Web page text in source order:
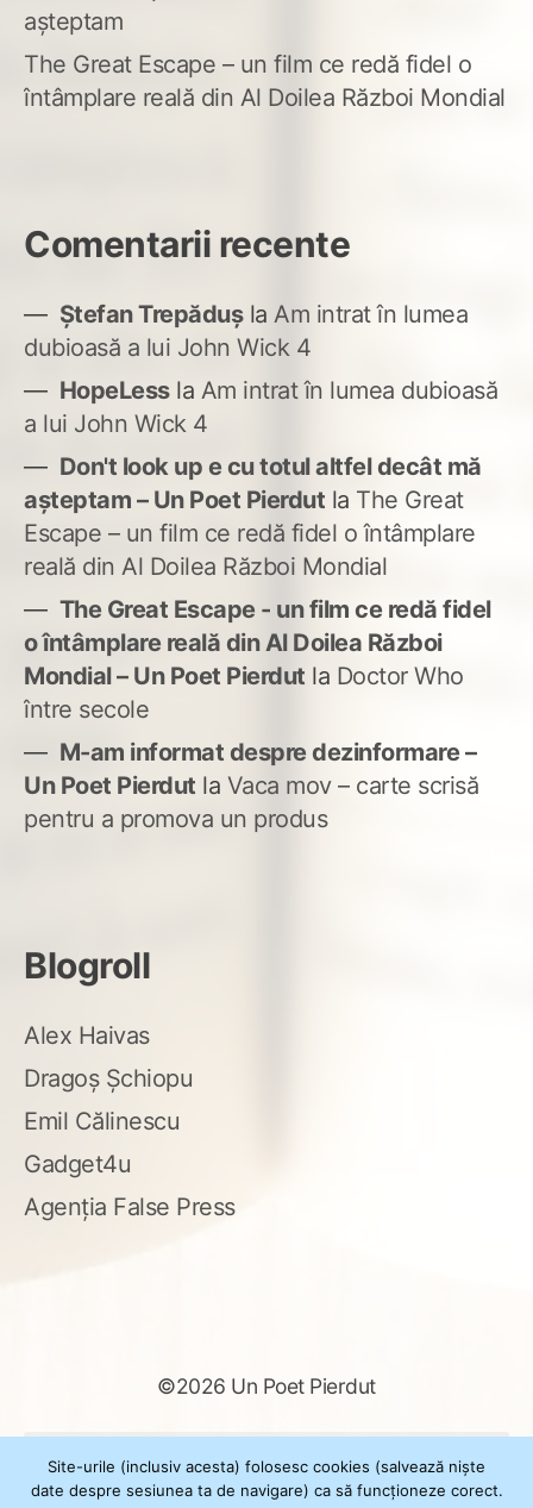
așteptam
The Great Escape – un film ce redă fidel o
întâmplare reală din Al Doilea Război Mondial
Comentarii recente
Ștefan Trepădușla Am intrat în lumea
dubioasă a lui John Wick 4
HopeLessla Am intrat în lumea dubioasă
a lui John Wick 4
Don't look up e cu totul altfel decât mă
așteptam – Un Poet Pierdut la The Great
Escape – un film ce redă fidel o întâmplare
reală din Al Doilea Război Mondial
The Great Escape - un film ce redă fidel
o întâmplare reală din Al Doilea Război
Mondial – Un Poet Pierdut la Doctor Who
între secole
M-am informat despre dezinformare –
Un Poet Pierdut la Vaca mov – carte scrisă
pentru a promova un produs
Blogroll
Alex Haivas
Dragoș Șchiopu
Emil Călinescu
Gadget4u
Agenția False Press
©2026 Un Poet Pierdut
după:
Site-urile (inclusiv acesta) folosesc cookies (salvează niște
date despre sesiunea ta de navigare) ca să funcționeze corect.